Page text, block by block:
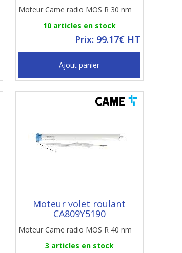
Moteur Came radio MOS R 30 nm
10 articles en stock
Prix: 99.17€ HT
Ajout panier
Moteur volet roulant
CA809Y5190
Moteur Came radio MOS R 40 nm
3 articles en stock